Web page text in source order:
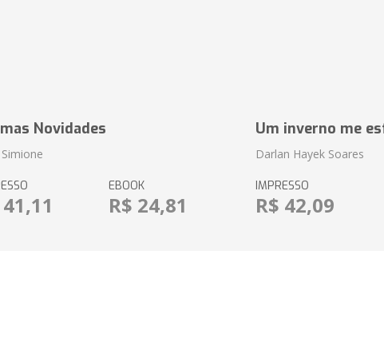
Novidades
Simione
EBOOK
R$ 24,81
Um inverno me
Darlan Hayek Soares
IMPRESSO
R$ 42,09